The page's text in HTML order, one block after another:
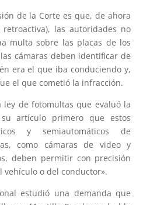
de la Corte es que, de ahora
las autoridades no
multa sobre las placas de los
cámaras deben identificar de
era el que iba conduciendo y,
el que cometió la infracción.
ley de fotomultas que evaluó la
artículo primero que estos
y semiautomáticos de
como cámaras de video y
deben permitir con precisión
vehículo o del conductor».
estudió una demanda que